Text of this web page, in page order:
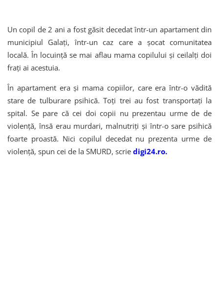
Un copil de 2 ani a fost găsit decedat într-un apartament din
municipiul Galați, într-un caz care a șocat comunitatea
locală. În locuință se mai aflau mama copilului și ceilalți doi
frați ai acestuia.
În apartament era și mama copiilor, care era într-o vădită
stare de tulburare psihică. Toți trei au fost transportați la
spital. Se pare că cei doi copii nu prezentau urme de de
violență, însă erau murdari, malnutriți și într-o sare psihică
foarte proastă. Nici copilul decedat nu prezenta urme de
violență, spun cei de la SMURD, scrie digi24.ro.